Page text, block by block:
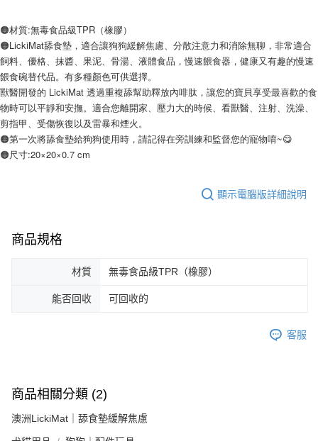
🟠材質:無毒食品級TPR（橡膠）
🟠LickiMat舔食墊，適合讓狗狗緩解焦慮、分散注意力和消除無聊，非常適合
飼料、優格、抹醬、果泥、骨湯、液體食品，慢速餵食器，健康又有趣的慢速
餵食碗替代品。有多種顏色可供選擇。
獸醫開發的 LickiMat 透過重複舔幫助釋放內啡肽，讓您的寶貝享受最喜歡的食
物時可以平靜和安撫。適合您離開家、壓力大的時候、看獸醫、注射、洗澡、
剪指甲、受傷恢復以及雷暴和煙火。
🟠第一次將舔食墊給狗狗使用時，請記得在旁訓練和監督您的寵物唷~😋
🟠尺寸:20×20×0.7 cm
顯示電腦版詳細說明
商品規格
材質 無毒食品級TPR（橡膠）
能否回收 可回收的
客服
商品相關分類 (2)
澳洲LickiMat｜舔食墊緩解焦慮